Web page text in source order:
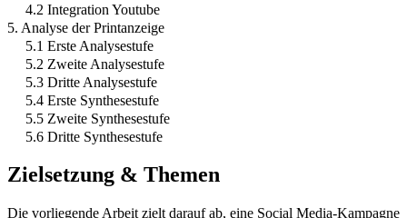
4.2 Integration Youtube
5. Analyse der Printanzeige
5.1 Erste Analysestufe
5.2 Zweite Analysestufe
5.3 Dritte Analysestufe
5.4 Erste Synthesestufe
5.5 Zweite Synthesestufe
5.6 Dritte Synthesestufe
Zielsetzung & Themen
Die vorliegende Arbeit zielt darauf ab, eine Social Media-Kampagne